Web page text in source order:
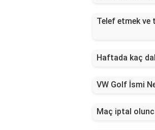
Telef etmek ve
Haftada kaç
VW Golf İsmi
Maç iptal